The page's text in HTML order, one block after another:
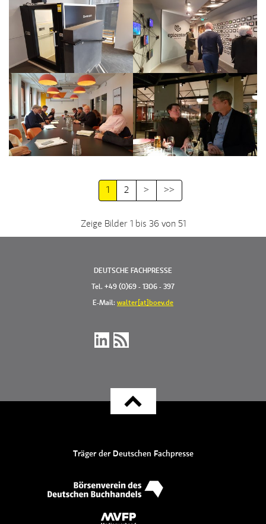
1 2 > >>
Zeige Bilder 1 bis 36 von 51
DEUTSCHE FACHPRESSE
Tel. +49 (0)69 - 1306 - 397
E-Mail: walter[at]boev.de
Träger der Deutschen Fachpresse